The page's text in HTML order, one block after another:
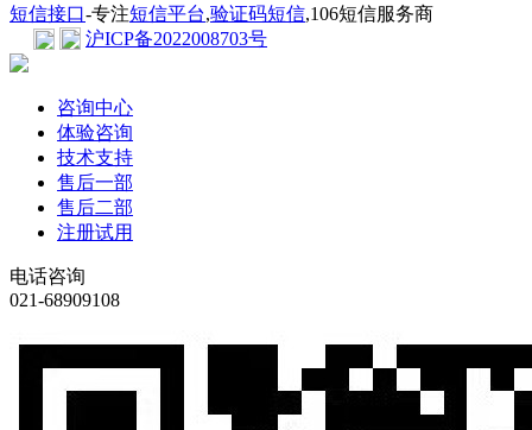
短信接口-专注短信平台,验证码短信,106短信服务商
沪ICP备2022008703号
咨询中心
体验咨询
技术支持
售后一部
售后二部
注册试用
电话咨询
021-68909108